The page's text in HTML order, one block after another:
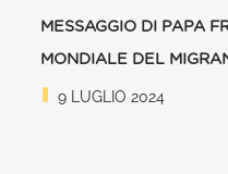
MESSAGGIO DI PAPA
MONDIALE DEL
9 LUGLIO 2024